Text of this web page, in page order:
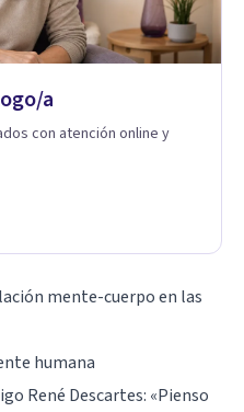
a
con atención online y
mente-cuerpo en las
humana
René Descartes: «Pienso